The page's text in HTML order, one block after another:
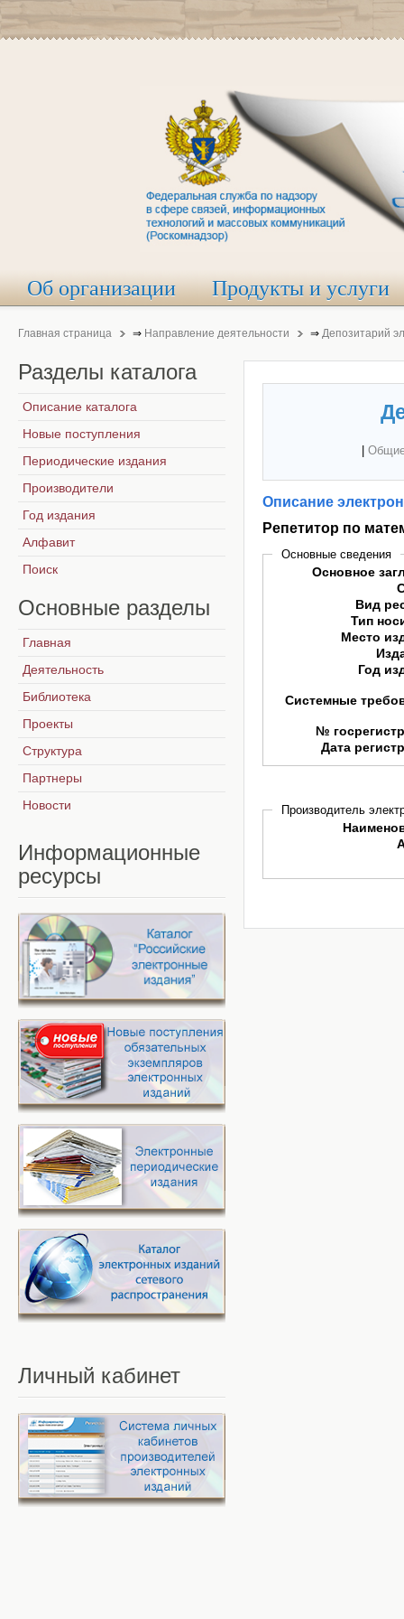
Об организации Продукты и услуги
Главная страница ⇒ Направление деятельности ⇒ Депозитарий
Описание
Репетитор по
Основные сведения
Основное
Вид
Тип
Место
Год
Системные
№
Дата
Производитель
Разделы каталога
Описание каталога
Новые поступления
Периодические издания
Производители
Год издания
Алфавит
Поиск
Основные разделы
Главная
Деятельность
Библиотека
Проекты
Структура
Партнеры
Новости
Информационные
ресурсы
Личный кабинет